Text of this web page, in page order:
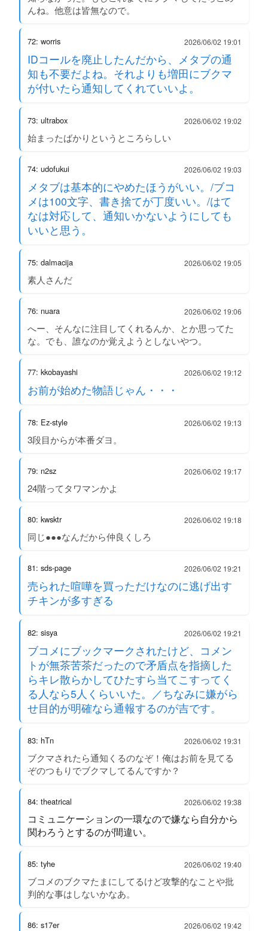
んね。他意は皆無なので。
72: worris 2026/06/02 19:01
IDコールを廃止したんだから、メタブの通
知も不要だよね。それよりも増田にブクマ
が付いたら通知してくれていいよ。
73: ultrabox 2026/06/02 19:02
始まったばかりというところらしい
74: udofukui 2026/06/02 19:03
メタブは基本的にやめたほうがいい。/ブコ
メは100文字、書き捨てが丁度いい。/はて
なは対応して、通知いかないようにしても
いいと思う。
75: dalmacija 2026/06/02 19:05
素人さんだ
76: nuara 2026/06/02 19:06
へー、そんなに注目してくれるんか、とか思ってた
な。でも、誰なのか覚えようとしないやつ。
77: kkobayashi 2026/06/02 19:12
お前が始めた物語じゃん・・・
78: Ez-style 2026/06/02 19:13
3段目からが本番ダヨ。
79: n2sz 2026/06/02 19:17
24階ってタワマンかよ
80: kwsktr 2026/06/02 19:18
同じ●●●なんだから仲良くしろ
81: sds-page 2026/06/02 19:21
売られた喧嘩を買っただけなのに逃げ出す
チキンが多すぎる
82: sisya 2026/06/02 19:21
ブコメにブックマークされたけど、コメン
トが無茶苦茶だったので矛盾点を指摘した
らキレ散らかしてひたすら当てこすってく
る人なら5人くらいいた。／ちなみに嫌がら
せ目的が明確なら通報するのが吉です。
83: hTn 2026/06/02 19:31
ブクマされたら通知くるのなぞ！俺はお前を見てる
ぞのつもりでブクマしてるんですか？
84: theatrical 2026/06/02 19:38
コミュニケーションの一環なので嫌なら自分から
関わろうとするのが間違い。
85: tyhe 2026/06/02 19:40
ブコメのブクマたまにしてるけど攻撃的なことや批
判的な事はしないかなあ。
86: s17er 2026/06/02 19:42